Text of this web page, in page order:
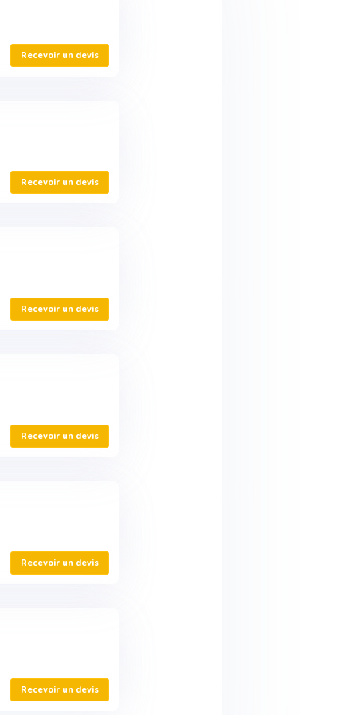
Recevoir un devis
Recevoir un devis
Recevoir un devis
Recevoir un devis
Recevoir un devis
Recevoir un devis